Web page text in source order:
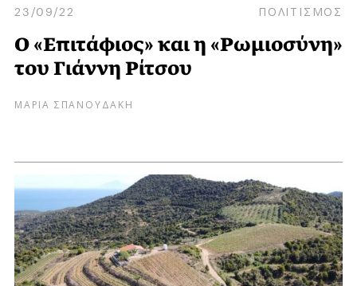
23/09/22 ΠΟΛΙΤΙΣΜΟΣ
Ο «Επιτάφιος» και η «Ρωμιοσύνη»
του Γιάννη Ρίτσου
ΜΑΡΙΑ ΣΠΑΝΟΥΔΑΚΗ